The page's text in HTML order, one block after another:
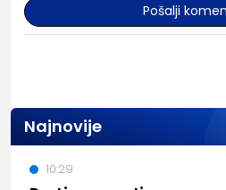
Pošalji
Najnovije
10:29